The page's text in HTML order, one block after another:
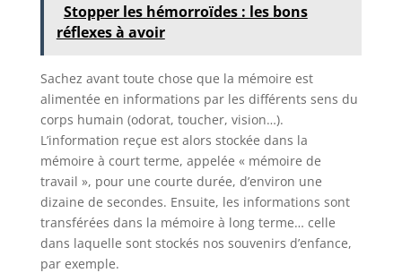
Stopper les hémorroïdes : les bons
réflexes à avoir
Sachez avant toute chose que la mémoire est
alimentée en informations par les différents sens du
corps humain (odorat, toucher, vision…).
L’information reçue est alors stockée dans la
mémoire à court terme, appelée « mémoire de
travail », pour une courte durée, d’environ une
dizaine de secondes. Ensuite, les informations sont
transférées dans la mémoire à long terme… celle
dans laquelle sont stockés nos souvenirs d’enfance,
par exemple.